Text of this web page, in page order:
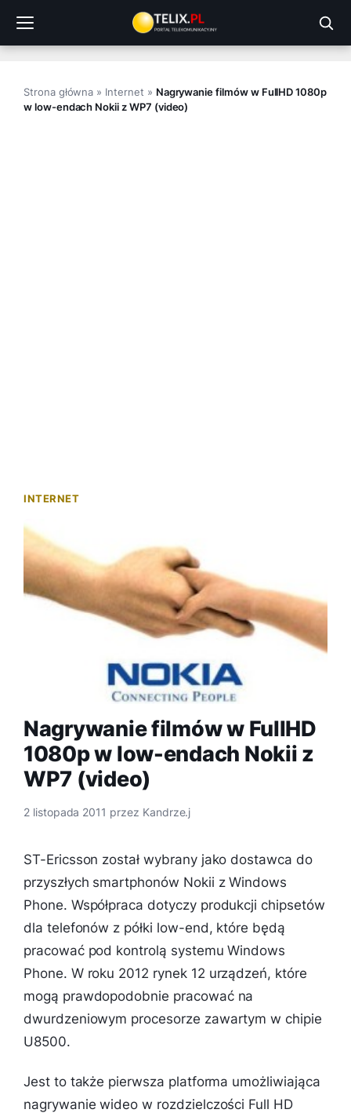
treści
Strona główna » Internet » Nagrywanie filmów w FullHD 1080p
w low-endach Nokii z WP7 (video)
INTERNET
Nagrywanie filmów w FullHD
1080p w low-endach Nokii z
WP7 (video)
2 listopada 2011 przez Kandrze.j
ST-Ericsson został wybrany jako dostawca do
przyszłych smartphonów Nokii z Windows
Phone. Współpraca dotyczy produkcji chipsetów
dla telefonów z półki low-end, które będą
pracować pod kontrolą systemu Windows
Phone. W roku 2012 rynek 12 urządzeń, które
mogą prawdopodobnie pracować na
dwurdzeniowym procesorze zawartym w chipie
U8500.
Jest to także pierwsza platforma umożliwiająca
nagrywanie wideo w rozdzielczości Full HD